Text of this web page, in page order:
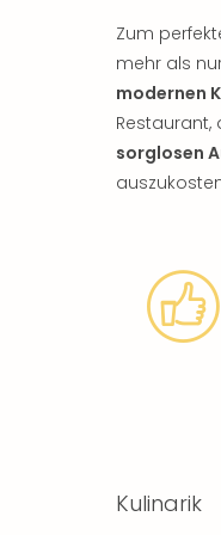
Zum
mehr als
modernen
sorglosen
Kulinarik